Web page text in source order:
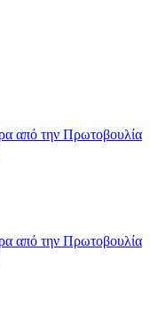
από την Πρωτοβουλία
από την Πρωτοβουλία